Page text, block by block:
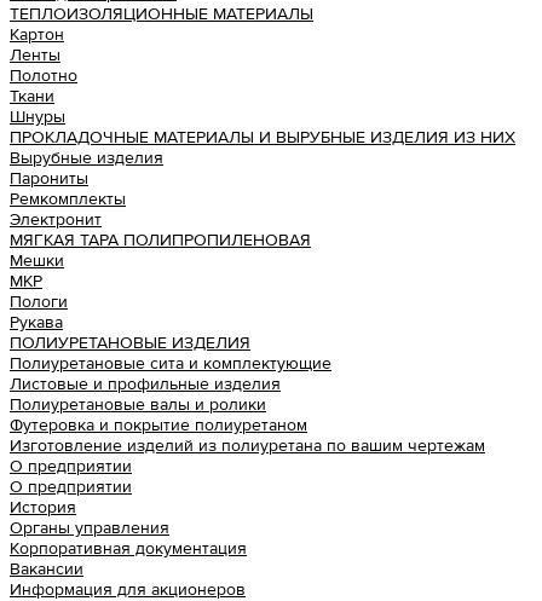
ТЕПЛОИЗОЛЯЦИОННЫЕ МАТЕРИАЛЫ
Картон
Ленты
Полотно
Ткани
Шнуры
ПРОКЛАДОЧНЫЕ МАТЕРИАЛЫ И ВЫРУБНЫЕ ИЗДЕЛИЯ ИЗ НИХ
Вырубные изделия
Парониты
Ремкомплекты
Электронит
МЯГКАЯ ТАРА ПОЛИПРОПИЛЕНОВАЯ
Мешки
МКР
Пологи
Рукава
ПОЛИУРЕТАНОВЫЕ ИЗДЕЛИЯ
Полиуретановые сита и комплектующие
Листовые и профильные изделия
Полиуретановые валы и ролики
Футеровка и покрытие полиуретаном
Изготовление изделий из полиуретана по вашим чертежам
О предприятии
О предприятии
История
Органы управления
Корпоративная документация
Вакансии
Информация для акционеров